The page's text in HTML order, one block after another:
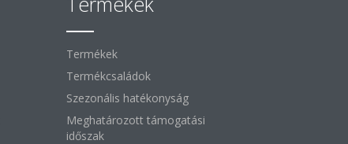
Termékek
Termékcsaládok
Szezonális hatékonyság
Meghatározott támogatási
időszak